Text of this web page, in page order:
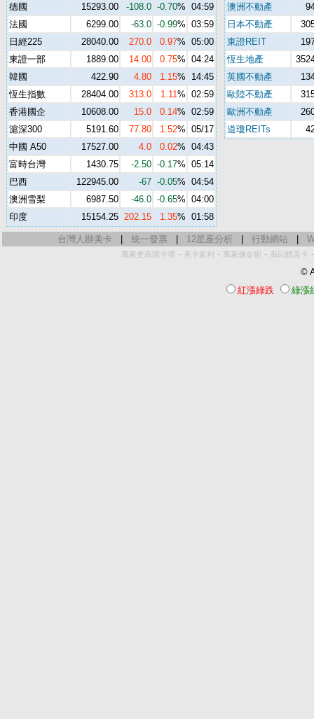
德國
15293.00 -108.0 -0.70% 04:59
法國
6299.00 -63.0 -0.99% 03:59
日經225
28040.00 270.0 0.97% 05:00
東證一部
1889.00 14.00 0.75% 04:24
韓國
422.90 4.80 1.15%
14:45
恆生指數
28404.00 313.0 1.11% 02:59
香港國企
10608.00 15.0 0.14% 02:59
滬深300
5191.60 77.80 1.52% 05/17
中國 A50
17527.00 4.0 0.02% 04:43
富時台灣
1430.75 -2.50 -0.17% 05:14
巴西
122945.00 -67 -0.05% 04:54
澳洲雪梨
6987.50 -46.0 -0.65% 04:00
印度
15154.25 202.15 1.35% 01:58
澳洲不動產
日本不動產
東證REIT
恆生地產
英國不動產
歐陸不動產
歐洲不動產
道瓊REITs
台灣人辦美卡| 統一發票 12星座分析 行動網站
萬豪史高開卡禮 - 美卡套利 - 萬豪煉金術 - 高回饋美卡
©
紅漲綠跌
綠漲